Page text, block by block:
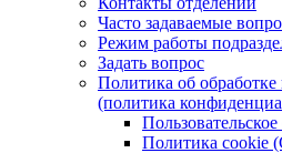
Часто задаваемые
Режим работы
Задать вопрос
Политика об
(политика
Политика cookie